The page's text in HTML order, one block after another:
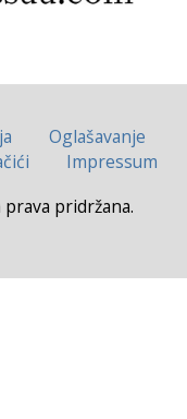
Oglašavanje
Impressum
pridržana.